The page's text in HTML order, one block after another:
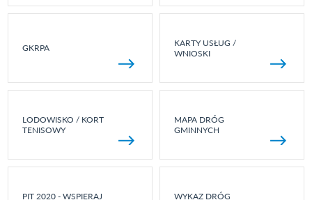
GKRPA
KARTY USŁUG /
WNIOSKI
LODOWISKO / KORT
TENISOWY
MAPA DRÓG
GMINNYCH
PIT 2020 - WSPIERAJ
WYKAZ DRÓG